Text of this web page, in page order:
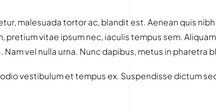
malesuada tortor ac, blandit est. Aenean quis
pretium vitae ipsum nec, iaculis tempus sem.
vel nulla urna. Nunc dapibus, metus in pharetra
vestibulum et tempus ex. Suspendisse dictum